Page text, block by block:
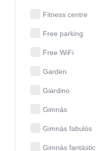
Fitness centre
Free parking
Free WiFi
Garden
Giardino
Gimnàs
Gimnàs fabulós
Gimnàs fantàstic